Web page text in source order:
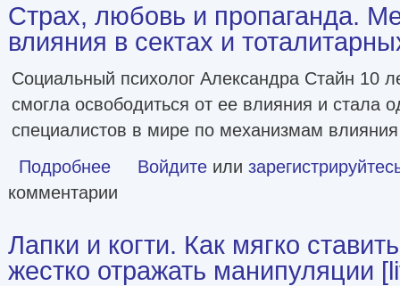
Страх, любовь и пропаганда.
влияния в сектах и
Социальный психолог Александра Стайн 10
смогла освободиться от ее влияния и стала
специалистов в мире по механизмам
Подробнее о Страх, любовь и пропаганда. Механизмы влияния в
Войдите или
комментарии
Лапки и когти. Как мягко
жестко отражать манипуляции